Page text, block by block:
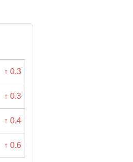
↑ 0.3
↑ 0.3
↑ 0.4
↑ 0.6